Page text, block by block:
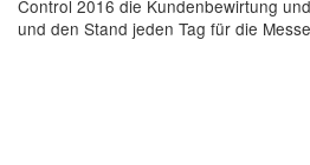
Control 2016 die Kundenbewirtung
und den Stand jeden Tag für die